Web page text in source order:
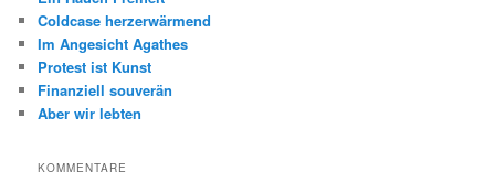
Coldcase herzerwärmend
Im Angesicht Agathes
Protest ist Kunst
Finanziell souverän
Aber wir lebten
KOMMENTARE